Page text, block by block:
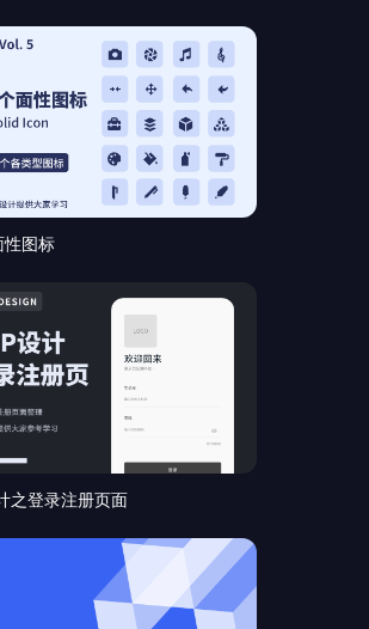
性图标
之登录注册页面